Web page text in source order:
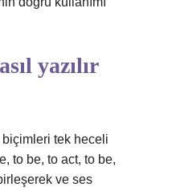
yazılır
tek heceli
to be, to act, to be,
ve ses